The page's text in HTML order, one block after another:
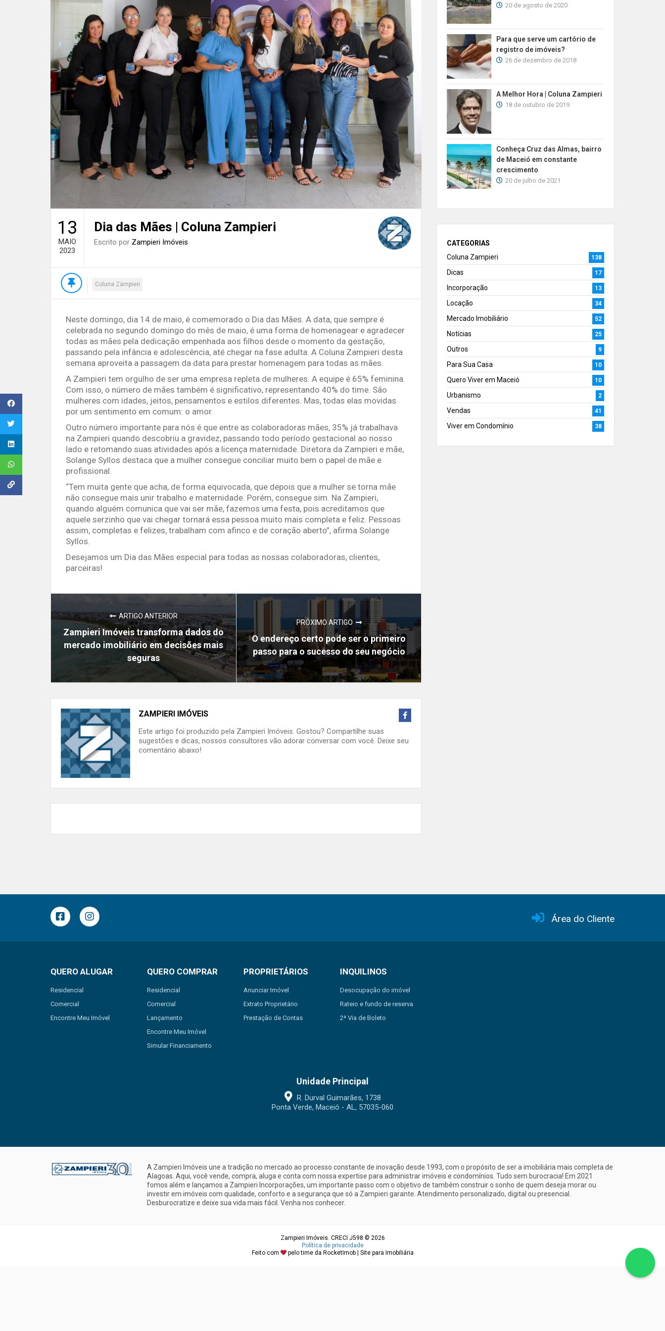
13
MAIO
2023
Dia das Mães | Coluna Zampieri
Escrito por Zampieri Imóveis
Coluna Zampieri
Neste domingo, dia 14 de maio, é comemorado o Dia das Mães. A data, que sempre é
celebrada no segundo domingo do mês de maio, é uma forma de homenagear e agradecer
todas as mães pela dedicação empenhada aos filhos desde o momento da gestação,
passando pela infância e adolescência, até chegar na fase adulta. A Coluna Zampieri desta
semana aproveita a passagem da data para prestar homenagem para todas as mães.
A Zampieri tem orgulho de ser uma empresa repleta de mulheres. A equipe é 65% feminina.
Com isso, o número de mães também é significativo, representando 40% do time. São
mulheres com idades, jeitos, pensamentos e estilos diferentes. Mas, todas elas movidas
por um sentimento em comum: o amor.
Outro número importante para nós é que entre as colaboradoras mães, 35% já trabalhava
na Zampieri quando descobriu a gravidez, passando todo período gestacional ao nosso
lado e retomando suas atividades após a licença maternidade. Diretora da Zampieri e mãe,
Solange Syllos destaca que a mulher consegue conciliar muito bem o papel de mãe e
profissional.
“Tem muita gente que acha, de forma equivocada, que depois que a mulher se torna mãe
não consegue mais unir trabalho e maternidade. Porém, consegue sim. Na Zampieri,
quando alguém comunica que vai ser mãe, fazemos uma festa, pois acreditamos que
aquele serzinho que vai chegar tornará essa pessoa muito mais completa e feliz. Pessoas
assim, completas e felizes, trabalham com afinco e de coração aberto”, afirma Solange
Syllos.
Desejamos um Dia das Mães especial para todas as nossas colaboradoras, clientes,
parceiras!
ARTIGO ANTERIOR
Zampieri Imóveis transforma dados do
mercado imobiliário em decisões mais
seguras
PRÓXIMO ARTIGO
O endereço certo pode ser o primeiro
passo para o sucesso do seu negócio
ZAMPIERI IMÓVEIS
Este artigo foi produzido pela Zampieri Imóveis. Gostou? Compartilhe suas
sugestões e dicas, nossos consultores vão adorar conversar com você. Deixe seu
comentário abaixo!
20 de agosto de 2020
Para que serve um cartório de
registro de imóveis?
26 de dezembro de 2018
A Melhor Hora | Coluna Zampieri
18 de outubro de 2019
Conheça Cruz das Almas, bairro
de Maceió em constante
crescimento
20 de julho de 2021
CATEGORIAS
Coluna Zampieri
138
Dicas 17
Incorporação 13
Locação 34
Mercado Imobiliário 52
Notícias 25
Outros 9
Para Sua Casa 10
Quero Viver em Maceió 10
Urbanismo 2
Vendas 41
Viver em Condomínio 38
Área do Cliente
QUERO ALUGAR
Residencial
Comercial
Encontre Meu Imóvel
QUERO COMPRAR
Residencial
Comercial
Lançamento
Encontre Meu Imóvel
Simular Financiamento
PROPRIETÁRIOS
Anunciar Imóvel
Extrato Proprietário
Prestação de Contas
INQUILINOS
Desocupação do imóvel
Rateio e fundo de reserva
2ª Via de Boleto
Unidade Principal
R. Durval Guimarães, 1738
Ponta Verde, Maceió - AL, 57035-060
A Zampieri Imóveis une a tradição no mercado ao processo constante de inovação desde 1993, com o propósito de ser a imobiliária mais completa de
Alagoas. Aqui, você vende, compra, aluga e conta com nossa expertise para administrar imóveis e condomínios. Tudo sem burocracia! Em 2021
fomos além e lançamos a Zampieri Incorporações, um importante passo com o objetivo de também construir o sonho de quem deseja morar ou
investir em imóveis com qualidade, conforto e a segurança que só a Zampieri garante. Atendimento personalizado, digital ou presencial.
Desburocratize e deixe sua vida mais fácil. Venha nos conhecer.
Zampieri Imóveis. CRECI J598 © 2026
Política de privacidade
Feito com
pelo time da RocketImob | Site para Imobiliária